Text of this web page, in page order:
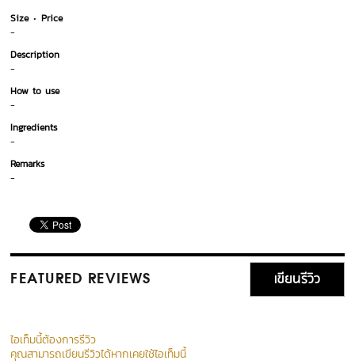
Size
Price
-
Description
-
How to use
-
Ingredients
-
Remarks
-
FEATURED REVIEWS เขียนรีวิว
ไอเท็มนี้ต้องการรีวิว
คุณสามารถเขียนรีวิวได้หากเคยใช้ไอเท็มนี้